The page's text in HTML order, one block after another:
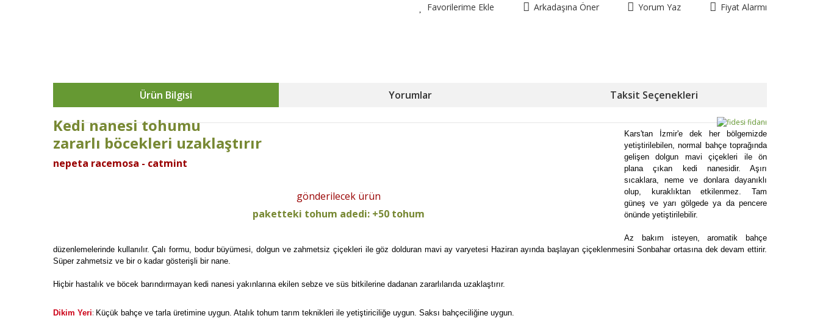
Favorilerime Ekle Arkadaşına Öner Yorum Yaz Fiyat Alarmı
Ürün Bilgisi Yorumlar Taksit Seçenekleri
Kedi nanesi tohumu
zararlı böcekleri uzaklaştırır
nepeta racemosa - catmint
gönderilecek ürün
paketteki tohum adedi: +50 tohum
Kars'tan İzmir'e dek her bölgemizde
yetiştirilebilen, normal bahçe toprağında
gelişen dolgun mavi çiçekleri ile ön
plana çıkan kedi nanesidir. Aşırı
sıcaklara, neme ve donlara dayanıklı
olup, kuraklıktan etkilenmez. Tam
güneş ve yarı gölgede ya da pencere
önünde yetiştirilebilir.
Az bakım isteyen, aromatik bahçe
düzenlemelerinde kullanılır. Çalı formu, bodur büyümesi, dolgun ve zahmetsiz çiçekleri ile göz dolduran mavi ay varyetesi Haziran ayında başlayan çiçeklenmesini Sonbahar ortasına dek devam ettirir.
Süper zahmetsiz ve bir o kadar gösterişli bir nane.
Hiçbir hastalık ve böcek barındırmayan kedi nanesi yakınlarına ekilen sebze ve süs bitkilerine dadanan zararlılarıda uzaklaştırır.
Dikim Yeri: Küçük bahçe ve tarla üretimine uygun. Atalık tohum tarım teknikleri ile yetiştiriciliğe uygun. Saksı bahçeciliğine uygun.